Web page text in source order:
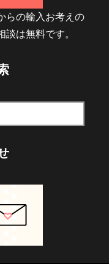
らの輸入お考えの
は無料です。